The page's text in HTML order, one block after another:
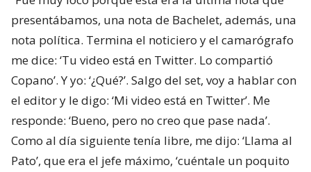
presentábamos, una nota de Bachelet, además, una
nota política. Termina el noticiero y el camarógrafo
me dice: ‘Tu video está en Twitter. Lo compartió
Copano’. Y yo: ‘¿Qué?’. Salgo del set, voy a hablar con
el editor y le digo: ‘Mi video está en Twitter’. Me
responde: ‘Bueno, pero no creo que pase nada’.
Como al día siguiente tenía libre, me dijo: ‘Llama al
Pato’, que era el jefe máximo, ‘cuéntale un poquito